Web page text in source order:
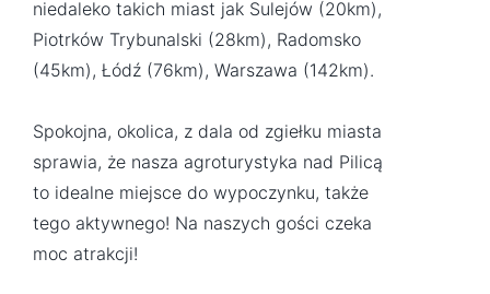
niedaleko takich miast jak Sulejów (20km),
Piotrków Trybunalski (28km), Radomsko
(45km), Łódź (76km), Warszawa (142km).
Spokojna, okolica, z dala od zgiełku miasta
sprawia, że nasza agroturystyka nad Pilicą
to idealne miejsce do wypoczynku, także
tego aktywnego! Na naszych gości czeka
moc atrakcji!